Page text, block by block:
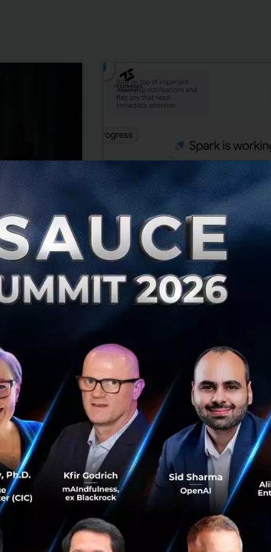
ดียวกับที่
Gemini Spark ผู้ช่วย AI Agent ทำ
24 ชั่วโมง เปิดให้คนไทยได้ทดลองใช้แ
สมาชิก Google AI Pro ก่อน
AI Google AI Agent Thailand
Google AI Pro Google Workspace Gemini
Artificial Intelligence